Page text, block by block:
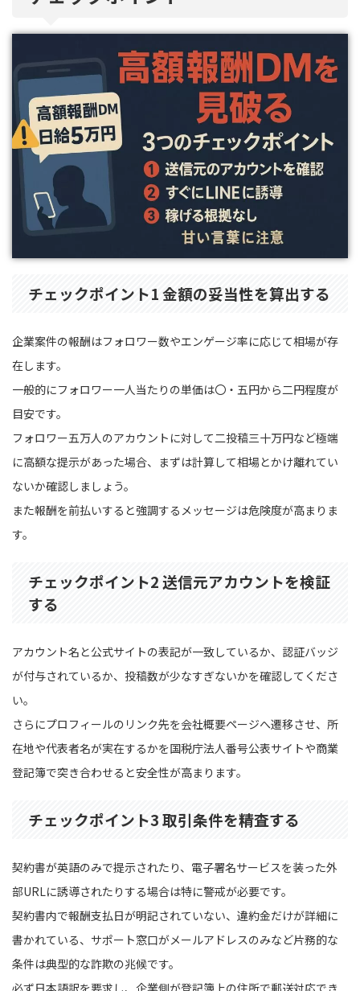
チェックポイント1 金額の妥当性を算出する
企業案件の報酬はフォロワー数やエンゲージ率に応じて相場が存
在します。
一般的にフォロワー一人当たりの単価は〇・五円から二円程度が
目安です。
フォロワー五万人のアカウントに対して二投稿三十万円など極端
に高額な提示があった場合、まずは計算して相場とかけ離れてい
ないか確認しましょう。
また報酬を前払いすると強調するメッセージは危険度が高まりま
す。
チェックポイント2 送信元アカウントを検証
する
アカウント名と公式サイトの表記が一致しているか、認証バッジ
が付与されているか、投稿数が少なすぎないかを確認してくださ
い。
さらにプロフィールのリンク先を会社概要ページへ遷移させ、所
在地や代表者名が実在するかを国税庁法人番号公表サイトや商業
登記簿で突き合わせると安全性が高まります。
チェックポイント3 取引条件を精査する
契約書が英語のみで提示されたり、電子署名サービスを装った外
部URLに誘導されたりする場合は特に警戒が必要です。
契約書内で報酬支払日が明記されていない、違約金だけが詳細に
書かれている、サポート窓口がメールアドレスのみなど片務的な
条件は典型的な詐欺の兆候です。
必ず日本語訳を要求し、企業側が登記簿上の住所で郵送対応でき